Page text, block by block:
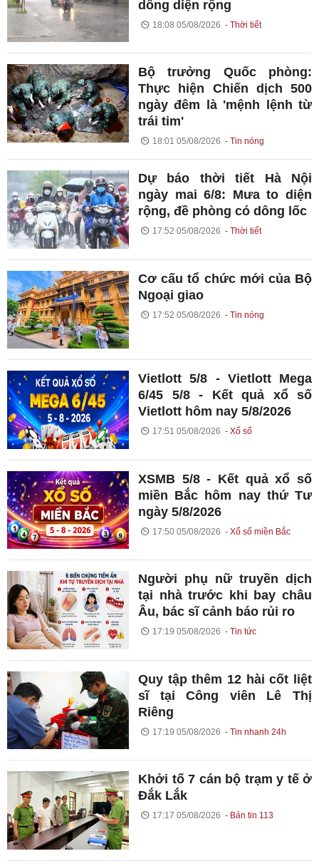
dông diện rộng
18:08 05/08/2026 Thời tiết
Bộ trưởng Quốc phòng:
Thực hiện Chiến dịch 500
ngày đêm là 'mệnh lệnh từ
trái tim'
18:01 05/08/2026 Tin nóng
Dự báo thời tiết Hà Nội
ngày mai 6/8: Mưa to diện
rộng, đề phòng có dông lốc
17:52 05/08/2026 Thời tiết
Cơ cấu tổ chức mới của Bộ
Ngoại giao
17:52 05/08/2026 Tin nóng
Vietlott 5/8 - Vietlott Mega
6/45 5/8 - Kết quả xổ số
Vietlott hôm nay 5/8/2026
17:51 05/08/2026 Xổ số
XSMB 5/8 - Kết quả xổ số
miền Bắc hôm nay thứ Tư
ngày 5/8/2026
17:50 05/08/2026 Xổ số miền Bắc
Người phụ nữ truyền dịch
tại nhà trước khi bay châu
Âu, bác sĩ cảnh báo rủi ro
17:19 05/08/2026 Tin tức
Quy tập thêm 12 hài cốt liệt
sĩ tại Công viên Lê Thị
Riêng
17:19 05/08/2026 Tin nhanh 24h
Khởi tố 7 cán bộ trạm y tế ở
Đắk Lắk
17:17 05/08/2026 Bản tin 113